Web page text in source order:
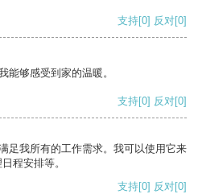
支持[0] 反对[0]
能够感受到家的温暖。
支持[0] 反对[0]
足我所有的工作需求。我可以使用它来
程安排等。
支持[0] 反对[0]